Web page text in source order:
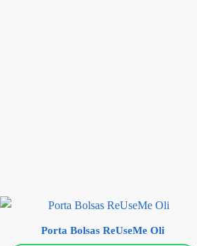
Porta Bolsas ReUseMe Oli